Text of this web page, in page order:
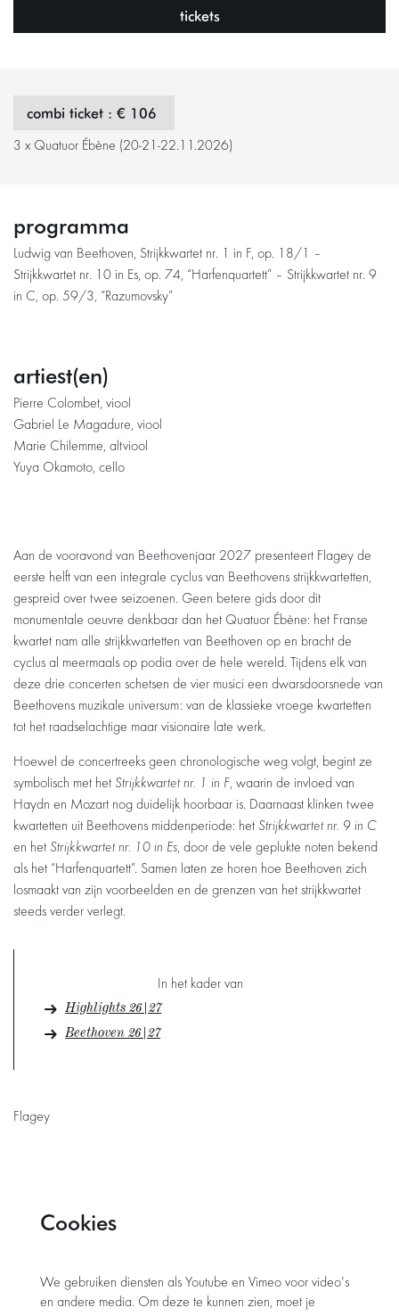
tickets
combi ticket : € 106
3 x Quatuor Ébène (20-21-22.11.2026)
programma
Ludwig van Beethoven, Strijkkwartet nr. 1 in F, op. 18/1 –
Strijkkwartet nr. 10 in Es, op. 74, “Harfenquartett” – Strijkkwartet nr. 9
in C, op. 59/3, “Razumovsky”
artiest(en)
Pierre Colombet, viool
Gabriel Le Magadure, viool
Marie Chilemme, altviool
Yuya Okamoto, cello
Aan de vooravond van Beethovenjaar 2027 presenteert Flagey de
eerste helft van een integrale cyclus van Beethovens strijkkwartetten,
gespreid over twee seizoenen. Geen betere gids door dit
monumentale oeuvre denkbaar dan het Quatuor Ébène: het Franse
kwartet nam alle strijkkwartetten van Beethoven op en bracht de
cyclus al meermaals op podia over de hele wereld. Tijdens elk van
deze drie concerten schetsen de vier musici een dwarsdoorsnede van
Beethovens muzikale universum: van de klassieke vroege kwartetten
tot het raadselachtige maar visionaire late werk.
Hoewel de concertreeks geen chronologische weg volgt, begint ze
symbolisch met het Strijkkwartet nr. 1 in F, waarin de invloed van
Haydn en Mozart nog duidelijk hoorbaar is. Daarnaast klinken twee
kwartetten uit Beethovens middenperiode: het Strijkkwartet nr. 9 in C
en het Strijkkwartet nr. 10 in Es, door de vele geplukte noten bekend
als het “Harfenquartett”. Samen laten ze horen hoe Beethoven zich
losmaakt van zijn voorbeelden en de grenzen van het strijkkwartet
steeds verder verlegt.
In het kader van
Highlights 26|27
Beethoven 26|27
Flagey
Cookies
We gebruiken diensten als Youtube en Vimeo voor video's
en andere media. Om deze te kunnen zien, moet je